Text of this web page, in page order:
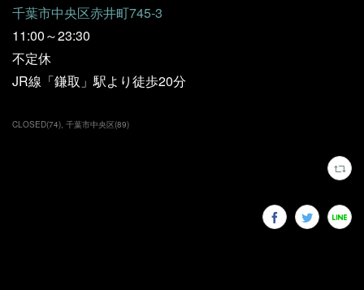
千葉市中央区赤井町745-3
11:00～23:30
不定休
JR線「鎌取」駅より徒歩20分
CLOSED(74) 千葉市中央区(89)